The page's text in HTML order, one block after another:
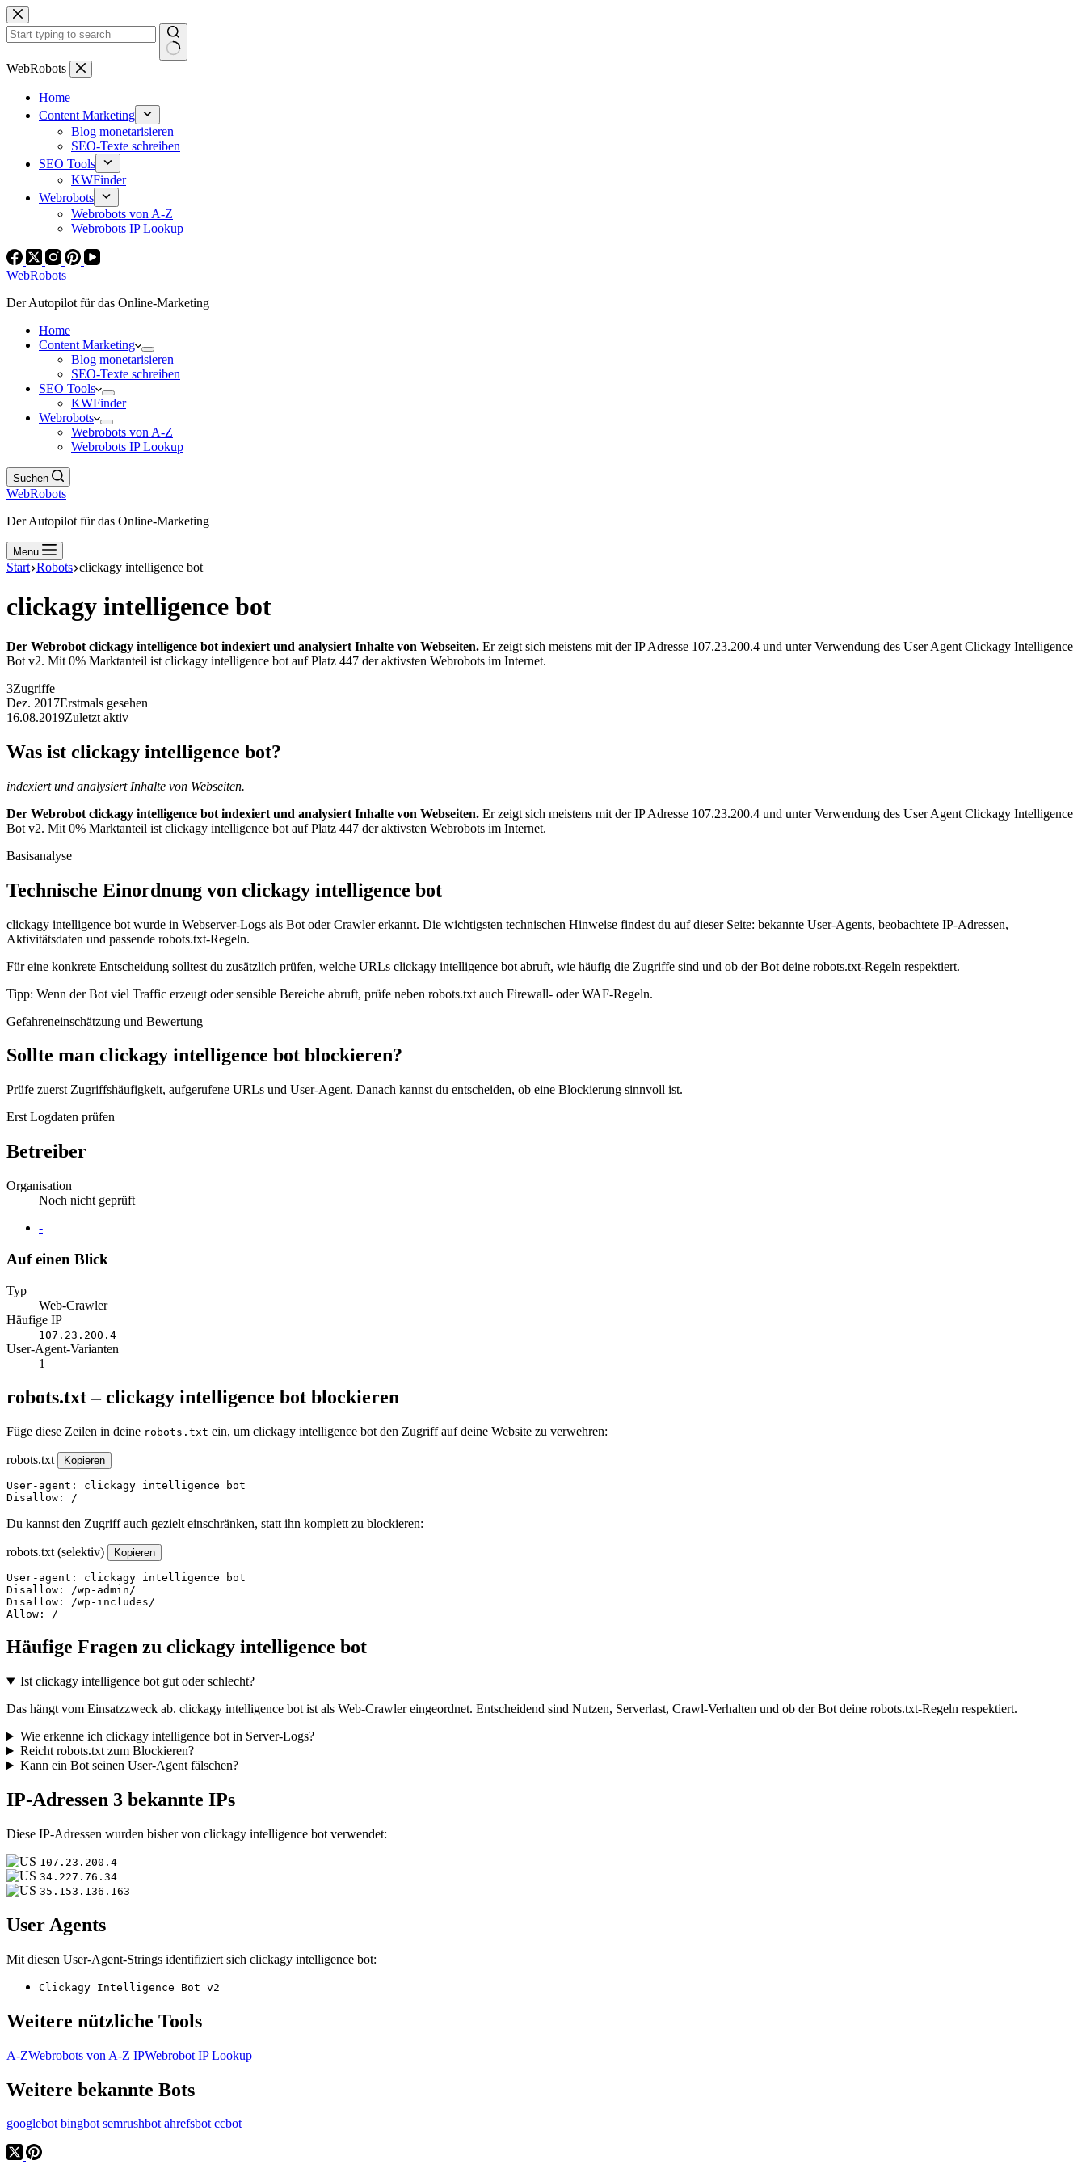
Zum
Inhalt
springen
Keine
WebRobots
Home
Content Marketing
Blog monetarisieren
SEO-Texte schreiben
SEO Tools
KWFinder
Webrobots
Webrobots von A-Z
Webrobots IP Lookup
WebRobots
Der Autopilot für das Online-Marketing
Home
Content Marketing
Blog monetarisieren
SEO-Texte schreiben
SEO Tools
KWFinder
Webrobots
Webrobots von A-Z
Webrobots IP Lookup
Suchen
WebRobots
Der Autopilot für das Online-Marketing
Menu
Start Robots clickagy intelligence bot
clickagy intelligence bot
Der Webrobot clickagy intelligence bot indexiert und analysiert Inhalte von Webseiten. Er zeigt sich meistens mit der IP Adresse 107.23.200.4 und unter Verwendung des User Agent Clickagy Intelligence
Bot v2. Mit 0% Marktanteil ist clickagy intelligence bot auf Platz 447 der aktivsten Webrobots im Internet.
3Zugriffe
Dez. 2017Erstmals gesehen
16.08.2019Zuletzt aktiv
Was ist clickagy intelligence bot?
indexiert und analysiert Inhalte von Webseiten.
Der Webrobot clickagy intelligence bot indexiert und analysiert Inhalte von Webseiten. Er zeigt sich meistens mit der IP Adresse 107.23.200.4 und unter Verwendung des User Agent Clickagy Intelligence
Bot v2. Mit 0% Marktanteil ist clickagy intelligence bot auf Platz 447 der aktivsten Webrobots im Internet.
Basisanalyse
Technische Einordnung von clickagy intelligence bot
clickagy intelligence bot wurde in Webserver-Logs als Bot oder Crawler erkannt. Die wichtigsten technischen Hinweise findest du auf dieser Seite: bekannte User-Agents, beobachtete IP-Adressen,
Aktivitätsdaten und passende robots.txt-Regeln.
Für eine konkrete Entscheidung solltest du zusätzlich prüfen, welche URLs clickagy intelligence bot abruft, wie häufig die Zugriffe sind und ob der Bot deine robots.txt-Regeln respektiert.
Tipp: Wenn der Bot viel Traffic erzeugt oder sensible Bereiche abruft, prüfe neben robots.txt auch Firewall- oder WAF-Regeln.
Gefahreneinschätzung und Bewertung
Sollte man clickagy intelligence bot blockieren?
Prüfe zuerst Zugriffshäufigkeit, aufgerufene URLs und User-Agent. Danach kannst du entscheiden, ob eine Blockierung sinnvoll ist.
Erst Logdaten prüfen
Betreiber
Organisation
Noch nicht geprüft
Website
-
Auf einen Blick
Typ
Web-Crawler
Häufige IP
107.23.200.4
User-Agent-Varianten
1
robots.txt – clickagy intelligence bot blockieren
Füge diese Zeilen in deine robots.txt ein, um clickagy intelligence bot den Zugriff auf deine Website zu verwehren:
robots.txt Kopieren
User-agent: clickagy intelligence bot
Disallow: /
Du kannst den Zugriff auch gezielt einschränken, statt ihn komplett zu blockieren:
robots.txt (selektiv) Kopieren
User-agent: clickagy intelligence bot
Disallow: /wp-admin/
Disallow: /wp-includes/
Allow: /
Häufige Fragen zu clickagy intelligence bot
Ist clickagy intelligence bot gut oder schlecht?
Das hängt vom Einsatzzweck ab. clickagy intelligence bot ist als Web-Crawler eingeordnet. Entscheidend sind Nutzen, Serverlast, Crawl-Verhalten und ob der Bot deine robots.txt-Regeln respektiert.
Wie erkenne ich clickagy intelligence bot in Server-Logs?
Reicht robots.txt zum Blockieren?
Kann ein Bot seinen User-Agent fälschen?
IP-Adressen 3 bekannte IPs
Diese IP-Adressen wurden bisher von clickagy intelligence bot verwendet:
107.23.200.4
34.227.76.34
35.153.136.163
User Agents
Mit diesen User-Agent-Strings identifiziert sich clickagy intelligence bot:
Clickagy Intelligence Bot v2
Weitere nützliche Tools
A-ZWebrobots von A-Z IPWebrobot IP Lookup
Weitere bekannte Bots
googlebot bingbot semrushbot ahrefsbot ccbot